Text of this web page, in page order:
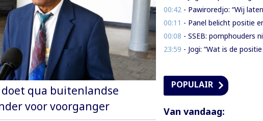
qua buitenlandse
voor voorganger
00:42 - Pawiroredjo: “Wij laten ons niet
00:11 - Panel belicht positie en kracht
00:08 - SSEB: pomphouders niet verantwoordelijk voor hogere
23:59 - Jogi: “Wat is de positie van de SLM nu na een jaar
POPULAIR
Van vandaag: